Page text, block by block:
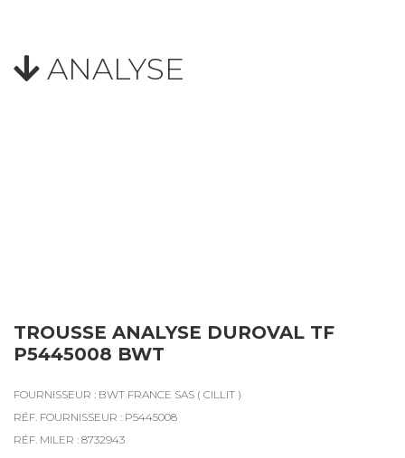
ANALYSE
TROUSSE ANALYSE DUROVAL TF
P5445008 BWT
FOURNISSEUR : BWT FRANCE SAS ( CILLIT )
RÉF. FOURNISSEUR : P5445008
RÉF. MILER : 8732943